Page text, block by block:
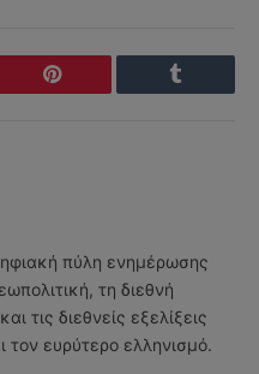
Pinterest Tumblr
πύλη ενημέρωσης
τη διεθνή
τις διεθνείς εξελίξεις
ευρύτερο ελληνισμό.